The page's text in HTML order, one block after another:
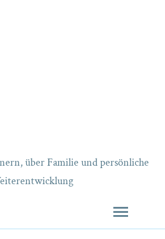
über Familie und persönliche